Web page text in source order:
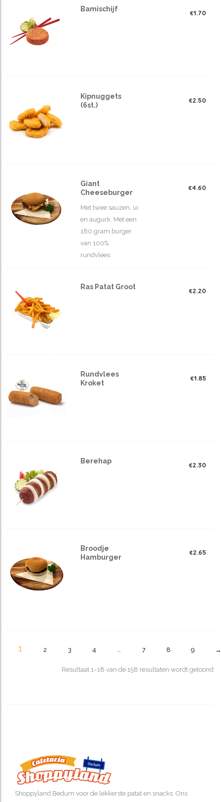
Bamischijf
€1.70
Kipnuggets
(6st.)
€2.50
Giant
Cheeseburger
Met twee sauzen, ui
en augurk. Met een
180 gram burger
van 100%
rundvlees.
€4.60
Ras Patat Groot
€2.20
Rundvlees
Kroket
€1.85
Berehap
€2.30
Broodje
Hamburger
€2.65
1 2 3 4 … 7 8 9 →
Resultaat 1–18 van de 158 resultaten wordt getoond
Shoppyland Bedum voor de lekkerste patat en snacks. Ons